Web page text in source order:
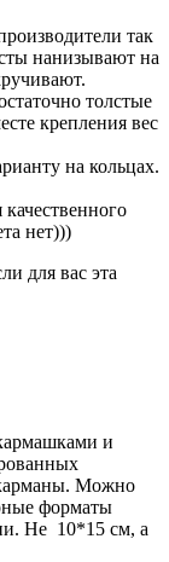
так
нанизывают на
толстые
крепления вес
на кольцах.
нет)))
для вас эта
и
Можно
форматы
Не 10*15 см, а